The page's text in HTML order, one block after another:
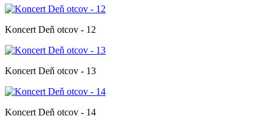
Koncert Deň otcov - 12
Koncert Deň otcov - 13
Koncert Deň otcov - 14